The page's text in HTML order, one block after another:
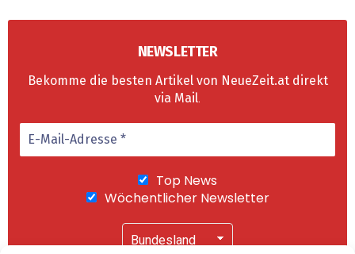
NEWSLETTER
Bekomme die besten Artikel von NeueZeit.at direkt
via Mail.
Top News
Wöchentlicher Newsletter